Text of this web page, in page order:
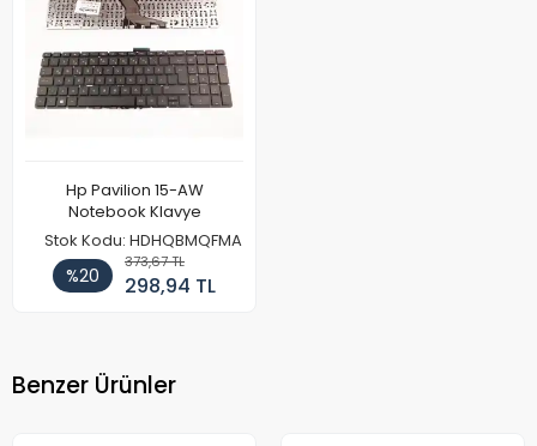
Hp Pavilion 15-AW
Notebook Klavye
Stok Kodu: HDHQBMQFMA
%20
373,67 TL
298,94 TL
Benzer Ürünler